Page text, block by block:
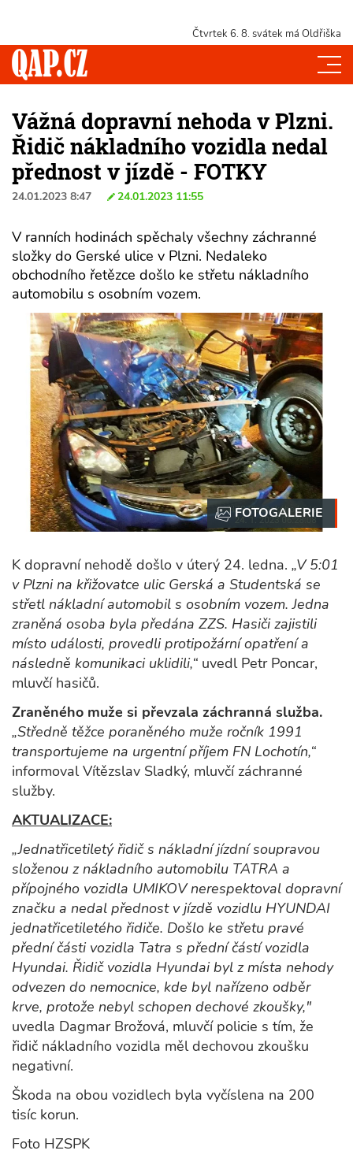
Čtvrtek 6. 8. svátek má Oldřiška
Vážná dopravní nehoda v Plzni.
Řidič nákladního vozidla nedal
přednost v jízdě - FOTKY
24.01.2023 8:47 24.01.2023 11:55
V ranních hodinách spěchaly všechny záchranné
složky do Gerské ulice v Plzni. Nedaleko
obchodního řetězce došlo ke střetu nákladního
automobilu s osobním vozem.
K dopravní nehodě došlo v úterý 24. ledna. „V 5:01
v Plzni na křižovatce ulic Gerská a Studentská se
střetl nákladní automobil s osobním vozem. Jedna
zraněná osoba byla předána ZZS. Hasiči zajistili
místo události, provedli protipožární opatření a
následně komunikaci uklidili,“ uvedl Petr Poncar,
mluvčí hasičů.
Zraněného muže si převzala záchranná služba.
„Středně těžce poraněného muže ročník 1991
transportujeme na urgentní příjem FN Lochotín,“
informoval Vítězslav Sladký, mluvčí záchranné
služby.
AKTUALIZACE:
„Jednatřicetiletý řidič s nákladní jízdní soupravou
složenou z nákladního automobilu TATRA a
přípojného vozidla UMIKOV nerespektoval dopravní
značku a nedal přednost v jízdě vozidlu HYUNDAI
jednatřicetiletého řidiče. Došlo ke střetu pravé
přední části vozidla Tatra s přední částí vozidla
Hyundai. Řidič vozidla Hyundai byl z místa nehody
odvezen do nemocnice, kde byl nařízeno odběr
krve, protože nebyl schopen dechové zkoušky,"
uvedla Dagmar Brožová, mluvčí policie s tím, že
řidič nákladního vozidla měl dechovou zkoušku
negativní.
Škoda na obou vozidlech byla vyčíslena na 200
tisíc korun.
Foto HZSPK